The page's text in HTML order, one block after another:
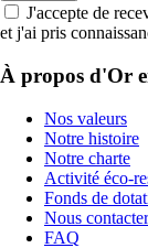
J'accepte de
et j'ai pris
À propos d'Or
Nos valeurs
Notre histoire
Notre charte
Activité éco-
Fonds de
Nous contacter
FAQ